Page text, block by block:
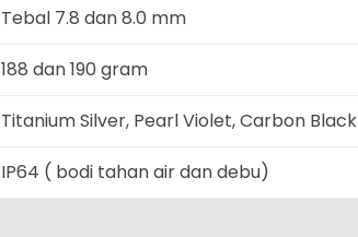
Tebal 7.8 dan 8.0 mm
188 dan 190 gram
Titanium Silver, Pearl Violet, Carbon Black
IP64 ( bodi tahan air dan debu)